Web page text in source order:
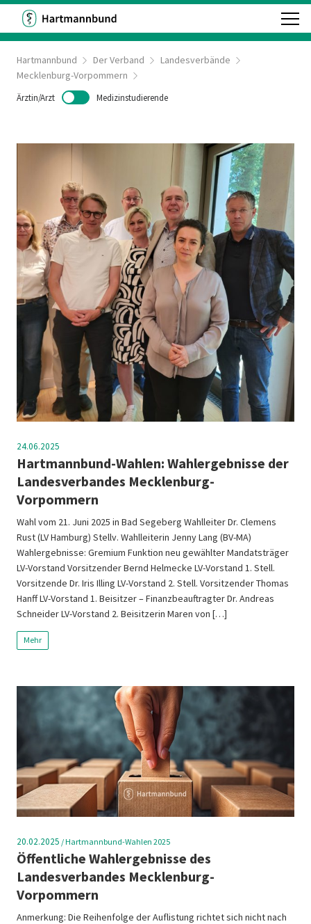
Hartmannbund Der Verband
Landesverbände
Mecklenburg-Vorpommern
Ärztin/Arzt Medizinstudierende
24.06.2025
Hartmannbund-Wahlen: Wahlergebnisse der
Landesverbandes Mecklenburg-
Vorpommern
Wahl vom 21. Juni 2025 in Bad Segeberg Wahlleiter Dr. Clemens
Rust (LV Hamburg) Stellv. Wahlleiterin Jenny Lang (BV-MA)
Wahlergebnisse: Gremium Funktion neu gewählter Mandatsträger
LV-Vorstand Vorsitzender Bernd Helmecke LV-Vorstand 1. Stell.
Vorsitzende Dr. Iris Illing LV-Vorstand 2. Stell. Vorsitzender Thomas
Hanff LV-Vorstand 1. Beisitzer – Finanzbeauftragter Dr. Andreas
Schneider LV-Vorstand 2. Beisitzerin Maren von […]
Mehr
20.02.2025 /Hartmannbund-Wahlen 2025
Öffentliche Wahlergebnisse des
Landesverbandes Mecklenburg-
Vorpommern
Anmerkung: Die Reihenfolge der Auflistung richtet sich nicht nach